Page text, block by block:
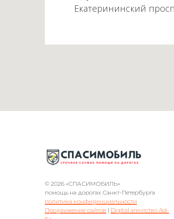
Екатерининский
© 2026 «СПАСИМОБИЛЬ»
помощь на дорогах Санкт-Петербурга
политика конфиденциальности
Продвижение сайтов | Digital агентство Ad-